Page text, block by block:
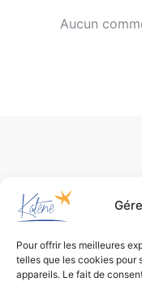
Pour offrir les meilleures
telles que les cookies pour
appareils. Le fait de
Aucun